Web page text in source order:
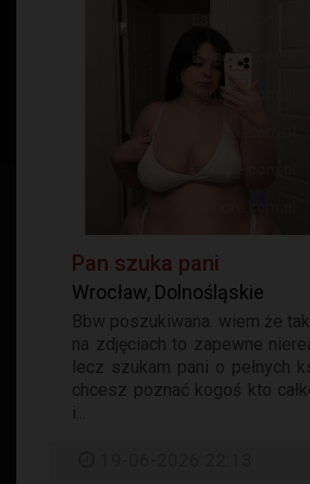
Pan szuka pani
Wrocław, Dolnośląskie
Bbw poszukiwana. wiem że
na zdjęciach to zapewne
lecz szukam pani o pełnych
chcesz poznać kogoś kto
i...